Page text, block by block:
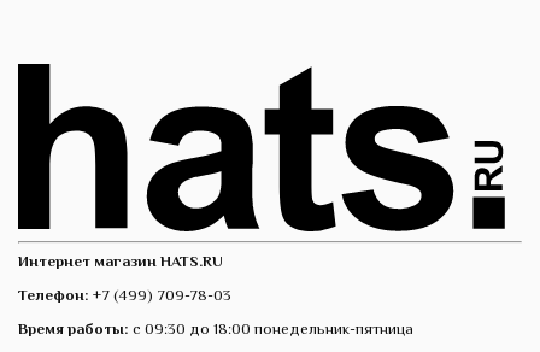
Интернет магазин HATS.RU
Телефон: +7 (499) 709-78-03
Время работы: с 09:30 до 18:00 понедельник-пятница